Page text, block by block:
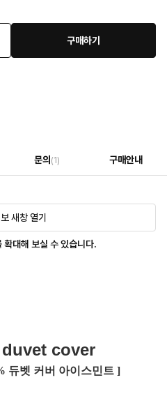
구매하기
문의 (1) 구매안내
새창 열기
확대해 보실 수 있습니다.
cover
듀벳 커버 아이스민트 ]